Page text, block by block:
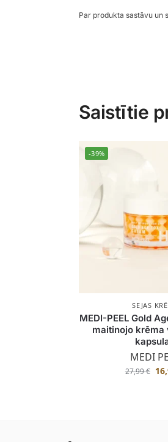
Par produkta sastāvu un
Saistītie
-39%
SEJAS
MEDI-PEEL Gold
maitinojo krēma
MEDI
27,99€